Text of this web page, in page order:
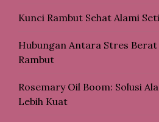
Kunci Rambut Sehat Alami
Hubungan Antara Stres
Rambut
Rosemary Oil Boom: Solusi
Lebih Kuat